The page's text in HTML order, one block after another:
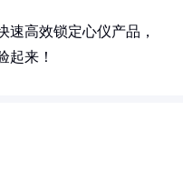
速高效锁定心仪产品，
起来！